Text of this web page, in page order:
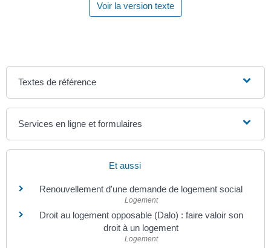
Voir la version texte
Textes de référence
Services en ligne et formulaires
Et aussi
Renouvellement d'une demande de logement social
Logement
Droit au logement opposable (Dalo) : faire valoir son
droit à un logement
Logement